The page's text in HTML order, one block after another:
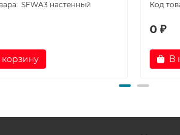
SFWA3 настенный
корзину
0 ₽
В